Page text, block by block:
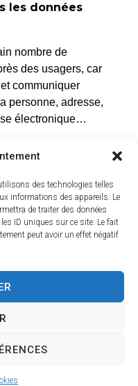
des technologies telles
informations des appareils. Le
de traiter des données
ID uniques sur ce site. Le fait
peut avoir un effet négatif
les données
nombre de
des usagers, car
communiquer
personne, adresse,
électronique…
règlement
des données
exploiter ces
d’un risque avéré.
utilisées pour un